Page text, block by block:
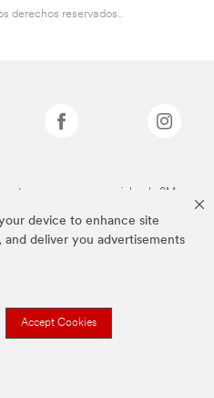
device to enhance site
and deliver you advertisements
Accept Cookies
derechos reservados..
son marcas comerciales de 3M.